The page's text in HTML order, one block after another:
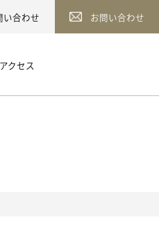
い合わせ お問い合わせ
アクセス